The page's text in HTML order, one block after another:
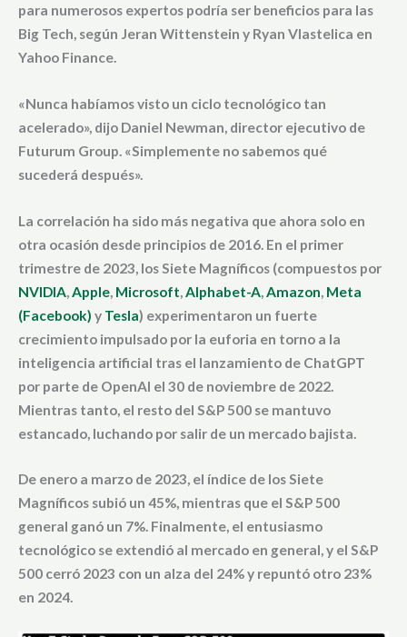
para numerosos expertos podría ser beneficios para las
Big Tech, según Jeran Wittenstein y Ryan Vlastelica en
Yahoo Finance.
«Nunca habíamos visto un ciclo tecnológico tan
acelerado», dijo Daniel Newman, director ejecutivo de
Futurum Group. «Simplemente no sabemos qué
sucederá después».
La correlación ha sido más negativa que ahora solo en
otra ocasión desde principios de 2016. En el primer
trimestre de 2023 , los Siete Magníficos (compuestos por
NVIDIA Apple Microsoft Alphabet-A Amazon Meta
(Facebook) y Tesla) experimentaron un fuerte
crecimiento impulsado por la euforia en torno a la
inteligencia artificial tras el lanzamiento de ChatGPT
por parte de OpenAI el 30 de noviembre de 2022.
Mientras tanto, el resto del S&P 500 se mantuvo
estancado , luchando por salir de un mercado bajista.
De enero a marzo de 2023, el índice de los Siete
Magníficos subió un 45%, mientras que el S&P 500
general ganó un 7%. Finalmente, el entusiasmo
tecnológico se extendió al mercado en general, y el S&P
500 cerró 2023 con un alza del 24%y repuntó otro 23%
en 2024.